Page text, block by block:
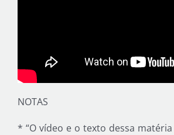
NOTAS
* “O vídeo e o texto dessa